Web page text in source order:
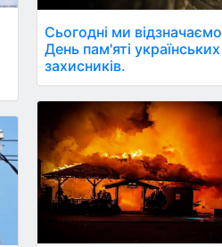
Сьогодні ми відзначаємо
День пам'яті українських
захисників.